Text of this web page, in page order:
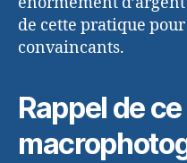
de cette pratique
convaincants.
Rappel de